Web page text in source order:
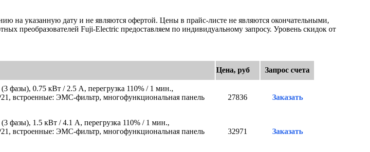
на указанную дату и не являются офертой. Цены в прайс-листе не являются окончательными,
преобразователей Fuji-Electric предоставляем по индивидуальному запросу. Уровень скидок от
Цена, руб Запрос счета
фазы), 0.75 кВт / 2.5 A, перегрузка 110% / 1 мин.,
встроенные: ЭМС-фильтр, многофункциональная панель
27836 Заказать
фазы), 1.5 кВт / 4.1 A, перегрузка 110% / 1 мин.,
встроенные: ЭМС-фильтр, многофункциональная панель
32971 Заказать